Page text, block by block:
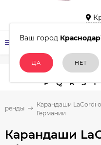
Ваш город Краснодар
КАТАЛОГ ТОВАРОВ
A C D E
P
Q R S T
Бренды
Карандаши LaCordi
Германии
Карандаши